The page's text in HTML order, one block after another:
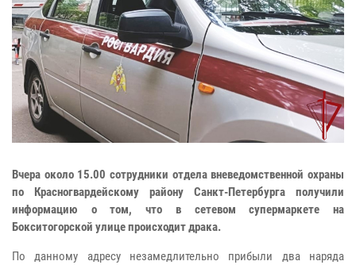
Вчера около 15.00 сотрудники отдела вневедомственной охраны
по Красногвардейскому району Санкт-Петербурга получили
информацию о том, что в сетевом супермаркете на
Бокситогорской улице происходит драка.
По данному адресу незамедлительно прибыли два наряда